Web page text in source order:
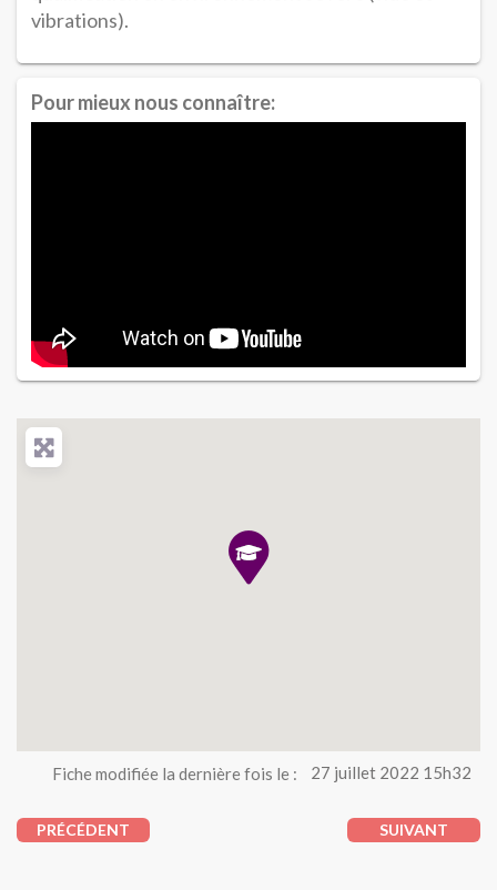
vibrations).
Pour mieux nous connaître:
Fiche modifiée la dernière fois le : 27 juillet 2022 15h32
PRÉCÉDENT SUIVANT